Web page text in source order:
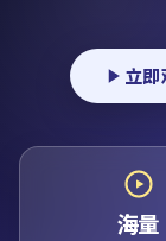
立即
海量